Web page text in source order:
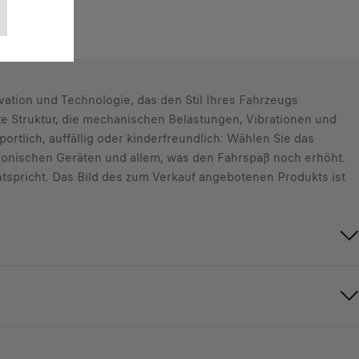
und Technologie, das den Stil Ihres Fahrzeugs
die mechanischen Belastungen, Vibrationen und
auffällig oder kinderfreundlich: Wählen Sie das
Geräten und allem, was den Fahrspaß noch erhöht.
Das Bild des zum Verkauf angebotenen Produkts ist